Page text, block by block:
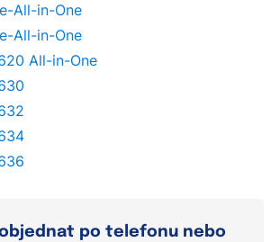
All-in-One
All-in-One
All-in-One
po telefonu nebo